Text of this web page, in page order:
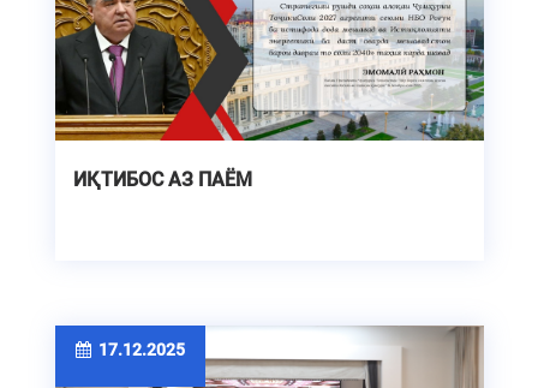
ИҚТИБОС АЗ ПАЁМ
17.12.2025